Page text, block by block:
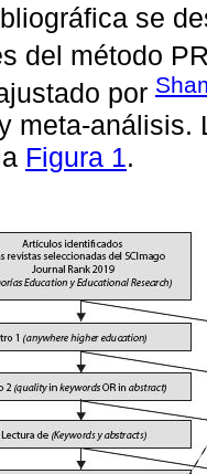
se
del método
por
meta-análisis.
Figura 1.